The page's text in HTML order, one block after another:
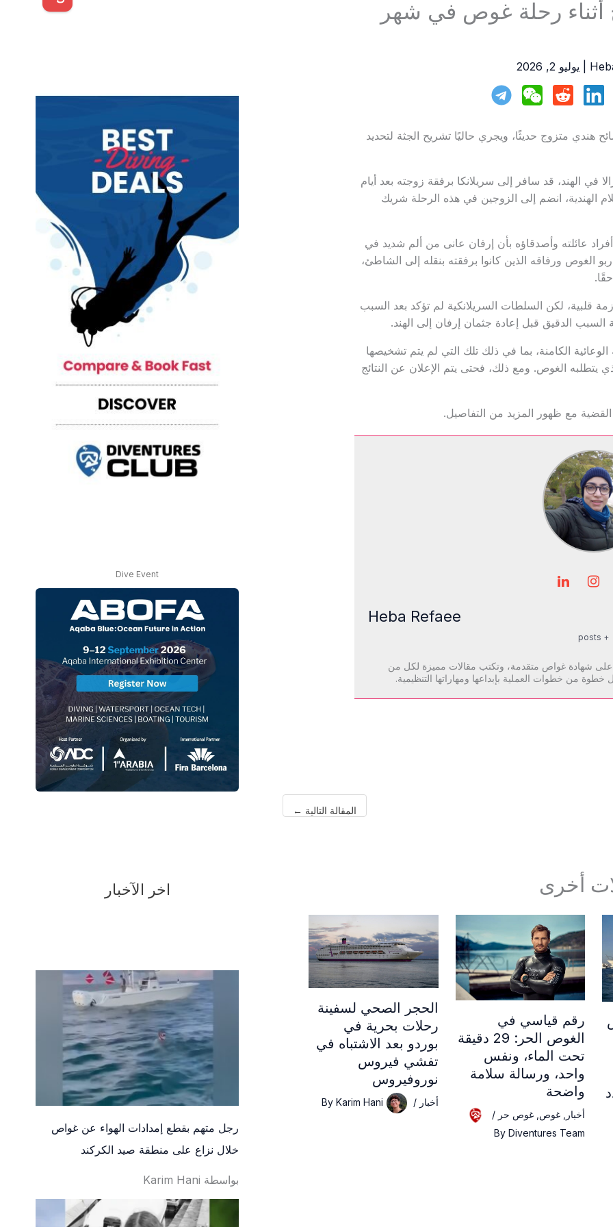
رحلة غوص في شهر
يوليو 2, 2026
هندي متزوج حديثًا، ويجري حاليًا تشريح الجثة لتحديد
في الهند، قد سافر إلى سريلانكا برفقة زوجته بعد أيام
الهندية، انضم إلى الزوجين في هذه الرحلة شريك
عائلته وأصدقاؤه بأن إرفان عانى من ألم شديد في
الغوص ورفاقه الذين كانوا برفقته بنقله إلى الشاطئ،
قلبية، لكن السلطات السريلانكية لم تؤكد بعد السبب
الدقيق قبل إعادة جثمان إرفان إلى الهند.
الكامنة، بما في ذلك تلك التي لم يتم تشخيصها
يتطلبه الغوص. ومع ذلك، فحتى يتم الإعلان عن النتائج
مع ظهور المزيد من التفاصيل.
Heba Refaee
+ posts
على شهادة غواص متقدمة، وتكتب مقالات مميزة لكل من
من خطوات العملية بإبداعها ومهاراتها التنظيمية.
المقالة التالية ←
أخرى
رقم قياسي في
الغوص الحر: 29 دقيقة
تحت الماء، ونفس
واحد، ورسالة سلامة
واضحة
أخبار غوص غوص حر /
ByDiventures Team
الحجر الصحي لسفينة
رحلات بحرية في
بوردو بعد الاشتباه في
تفشي فيروس
نوروفيروس
أخبار /
By Karim Hani
Dive Event
اخر الآخبار
رجل متهم بقطع إمدادات الهواء عن غواص
خلال نزاع على منطقة صيد الكركند
بواسطة Karim Hani